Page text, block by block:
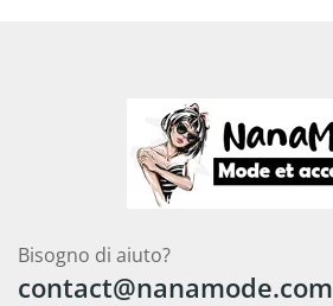
Bisogno di aiuto?
contact@nanamode.com